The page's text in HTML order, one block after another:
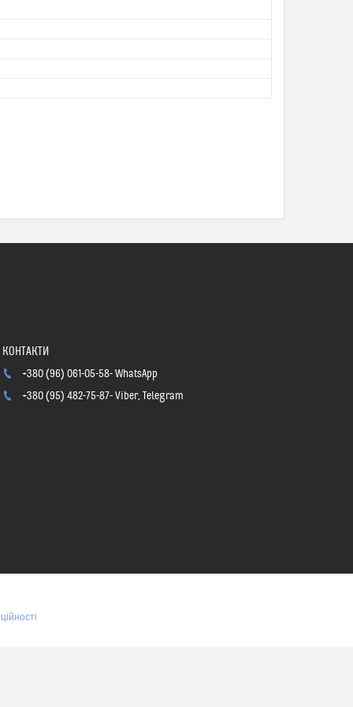
+380 (96) 061-05-58 WhatsApp
+380 (95) 482-75-87 Viber, Telegram